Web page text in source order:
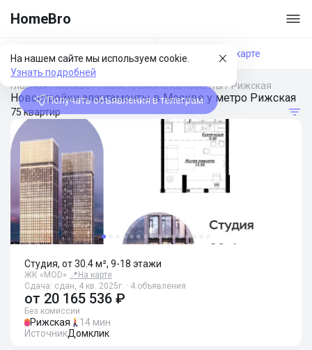
HomeBro
На нашем сайте мы используем cookie.
Узнать подробней
Получать объявления в телеграм
Фильтры На карте
Главная/Москва/Новостройки апартаменты/ Рижская
Новостройки апартаменты в Москве у метро Рижская
75 квартир
Студия, от 30.4 м², 9-18 этажи
ЖК «MOD» 📍 На карте
Сдача: сдан, 4 кв. 2025г. · 4 объявления
от 20 165 536 ₽
Без комиссии
Рижская
14 мин
ИсточникДомклик